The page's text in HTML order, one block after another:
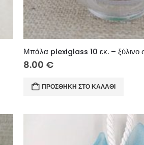
8.00 €
ΠΡΟΣΘΉΚΗ ΣΤΟ ΚΑΛΆΘΙ